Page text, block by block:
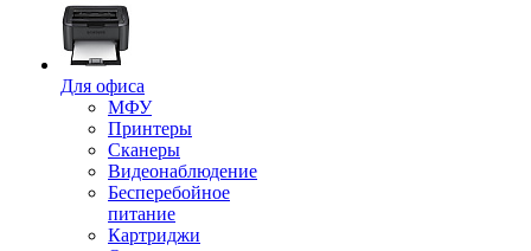
Для офиса
МФУ
Принтеры
Сканеры
Видеонаблюдение
Бесперебойное
питание
Картриджи